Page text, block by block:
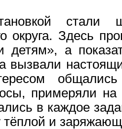
стали
округа. Здесь
детям», а
вызвали
общались
примеряли
в каждое
тёплой и